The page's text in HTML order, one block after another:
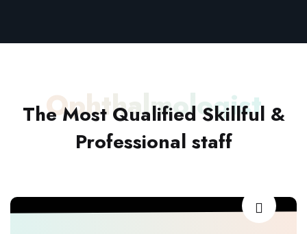
Ophthalmologist
The Most Qualified Skillful &
Professional staff